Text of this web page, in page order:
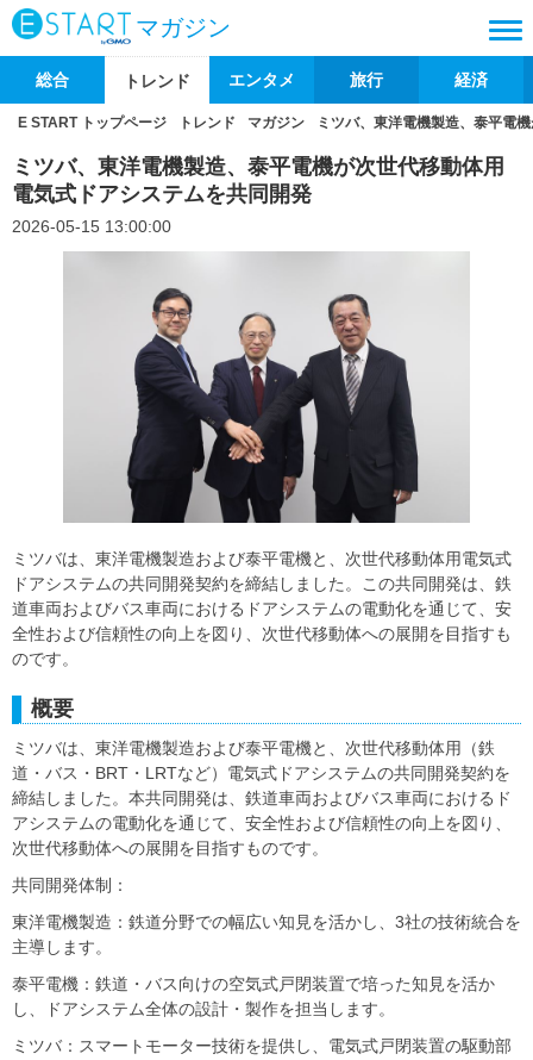
マガジン
総合 トレンド エンタメ 旅行 経済
E START トップページ トレンド マガジン ミツバ、東洋電機製造、泰平電
ミツバ、東洋電機製造、泰平電機が次世代移動体用
電気式ドアシステムを共同開発
2026-05-15 13:00:00
ミツバは、東洋電機製造および泰平電機と、次世代移動体用電気式
ドアシステムの共同開発契約を締結しました。この共同開発は、鉄
道車両およびバス車両におけるドアシステムの電動化を通じて、安
全性および信頼性の向上を図り、次世代移動体への展開を目指すも
のです。
概要
ミツバは、東洋電機製造および泰平電機と、次世代移動体用（鉄
道・バス・BRT・LRTなど）電気式ドアシステムの共同開発契約を
締結しました。本共同開発は、鉄道車両およびバス車両におけるド
アシステムの電動化を通じて、安全性および信頼性の向上を図り、
次世代移動体への展開を目指すものです。
共同開発体制：
東洋電機製造：鉄道分野での幅広い知見を活かし、3社の技術統合を
主導します。
泰平電機：鉄道・バス向けの空気式戸閉装置で培った知見を活か
し、ドアシステム全体の設計・製作を担当します。
ミツバ：スマートモーター技術を提供し、電気式戸閉装置の駆動部